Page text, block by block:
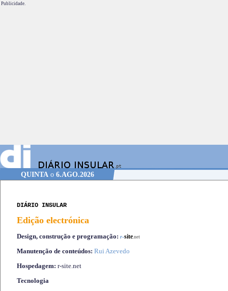
Publicidade.
QUINTAo 6.AGO.2026
DIÁRIO INSULAR
Edição electrónica
Design, construção e programação: r-site.net
Manutenção de conteúdos: Rui Azevedo
Hospedagem: r-site.net
Tecnologia